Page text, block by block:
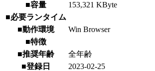
■容量
153,321 KByte
■必要ランタイム
■動作環境
Win Browser
■特徴
■推奨年齢
全年齢
■登録日
2023-02-25